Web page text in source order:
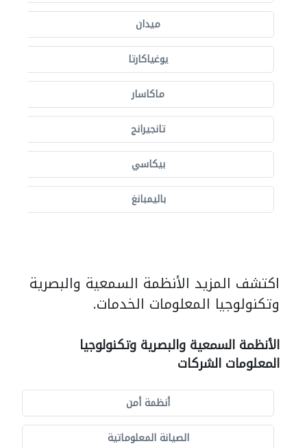
ميدان
يوغياكارتا
ماكاسار
تانجيرانج
بيكاسي
باليمبانغ
اكتشف المزيد الأنظمة السمعية والبصرية
وتكنولوجيا المعلومات الخدمات.
الأنظمة السمعية والبصرية وتكنولوجيا
المعلومات الشركات
أنظمة أمن
الصيانة المعلوماتية